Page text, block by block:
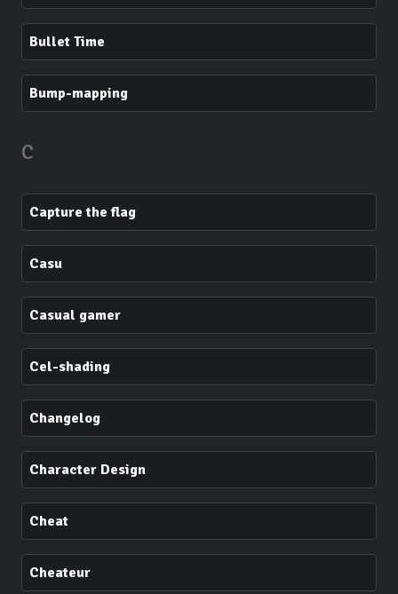
Bullet Time
Bump-mapping
C
Capture the flag
Casu
Casual gamer
Cel-shading
Changelog
Character Design
Cheat
Cheateur